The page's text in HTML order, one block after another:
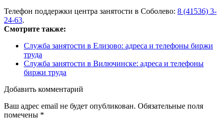
Телефон поддержки центра занятости в Соболево: 8 (41536) 3-
24-63.
Смотрите также:
Служба занятости в Елизово: адреса и телефоны биржи
труда
Служба занятости в Вилючинске: адреса и телефоны
биржи труда
Добавить комментарий
Ваш адрес email не будет опубликован. Обязательные поля
помечены *